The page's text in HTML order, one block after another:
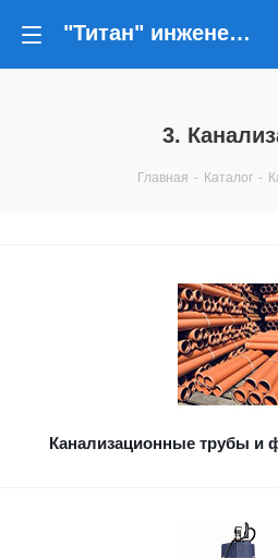
"Титан" инженерные решения
3.
Главная - Каталог -
Канализационные трубы и